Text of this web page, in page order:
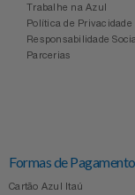
Trabalhe na Azul
Política de Privacidade
Responsabilidade
Parcerias
Formas de Pagamento
Cartão Azul Itaú